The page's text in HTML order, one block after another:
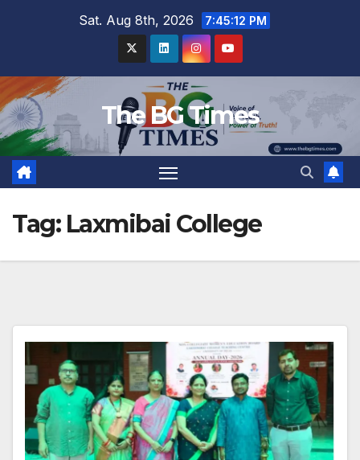
Sat. Aug 8th, 2026 7:45:13 PM
The BG Times
Tag: Laxmibai College